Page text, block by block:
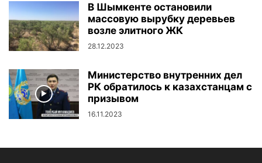
В Шымкенте остановили
массовую вырубку деревьев
возле элитного ЖК
28.12.2023
Министерство внутренних дел
РК обратилось к казахстанцам с
призывом
16.11.2023